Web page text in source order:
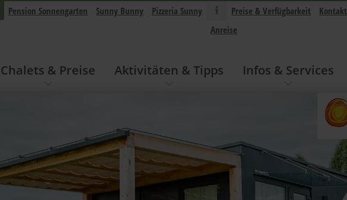
Pension Sonnengarten Sunny Bunny Pizzeria Sunny Preise & Verfügbarkeit
Kontakt
Anreise
Chalets & Preise Aktivitäten & Tipps Infos & Services